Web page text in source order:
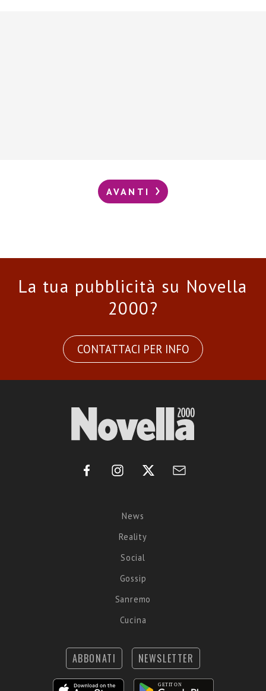
AVANTI
La tua pubblicità su Novella
2000?
CONTATTACI PER INFO
News
Reality
Social
Gossip
Sanremo
Cucina
ABBONATI NEWSLETTER